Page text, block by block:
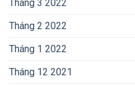
Tháng 3 2022
Tháng 2 2022
Tháng 1 2022
Tháng 12 2021